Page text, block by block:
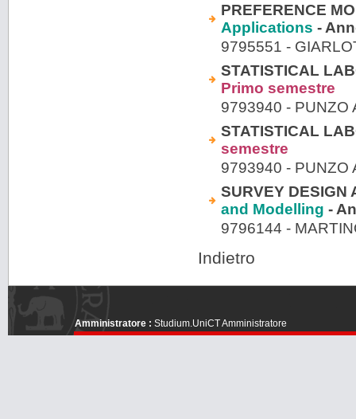
PREFERENCE
Applications -
9795551 -
STATISTICAL
Primo semestre
9793940 - PUNZO
STATISTICAL
semestre
9793940 - PUNZO
SURVEY DESIGN
and Modelling -
9796144 -
Indietro
Amministratore : Studium.UniCT Amministratore